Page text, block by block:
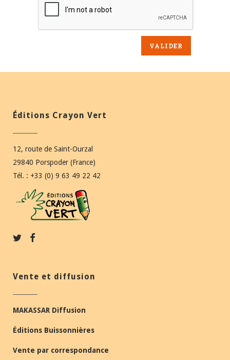
Éditions Crayon Vert
12, route de Saint-Ourzal
29840 Porspoder (France)
Tél. : +33 (0) 9 63 49 22 42
Vente et diffusion
MAKASSAR Diffusion
Éditions Buissonnières
Vente par correspondance